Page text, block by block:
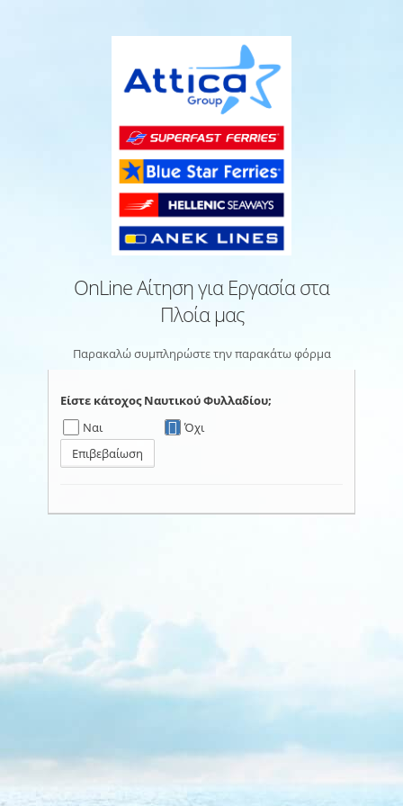
OnLine Αίτηση για Εργασία στα
Πλοία μας
Παρακαλώ συμπληρώστε την παρακάτω φόρμα
Είστε κάτοχος Ναυτικού Φυλλαδίου;
Ναι
Όχι
Επιβεβαίωση